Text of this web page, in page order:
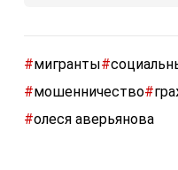
#мигранты#
#мошенничество#
#олеся аверьянова